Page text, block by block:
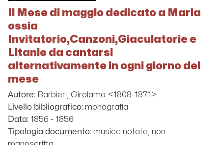
Il Mese di maggio dedicato a Maria
ossia
Invitatorio,Canzoni,Giaculatorie e
Litanie da cantarsi
alternativamente in ogni giorno del
mese
Autore: Barbieri, Girolamo <1808-1871>
Livello bibliografico: monografia
Data: 1856 - 1856
Tipologia documento: musica notata, non